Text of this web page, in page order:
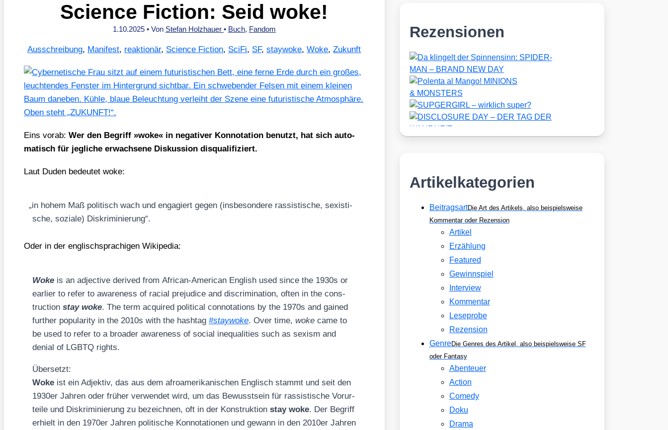
Science Fiction: Seid woke!
1.10.2025 • Von Stefan Holzhauer • Buch, Fandom
Ausschreibung, Manifest, reaktionär, Science Fiction, SciFi, SF,staywoke,Woke,Zukunft
Eins vor­ab: Wer den Begriff »woke« in nega­ti­ver Kon­no­ta­ti­on benutzt, hat sich auto­
ma­tisch für jeg­li­che erwach­se­ne Dis­kus­si­on dis­qua­li­fi­ziert.
Laut Duden bedeu­tet woke:
„in hohem Maß poli­tisch wach und enga­giert gegen (ins­be­son­de­re ras­sis­ti­sche, sexis­ti­
sche, sozia­le) Dis­kri­mi­nie­rung“.
Oder in der eng­lisch­spra­chi­gen Wiki­pe­dia:
Woke is an adjec­ti­ve deri­ved from Afri­can-Ame­ri­can Eng­lish used sin­ce the 1930s or
ear­lier to refer to awa­re­ness of racial pre­ju­di­ce and dis­cri­mi­na­ti­on, often in the con­s­
truc­tionstay woke. The term acqui­red poli­ti­cal con­no­ta­ti­ons by the 1970s and gai­ned
fur­ther popu­la­ri­ty in the 2010s with the hash­tag#stay­wo­ke. Over time,woke came to
be used to refer to a broa­der awa­re­ness of social ine­qua­li­ties such as sexism and
deni­al of LGBTQ rights.
Über­setzt:
Woke ist ein Adjek­tiv, das aus dem afro­ame­ri­ka­ni­schen Eng­lisch stammt und seit den
1930er Jah­ren oder frü­her ver­wen­det wird, um das Bewusst­sein für ras­sis­ti­sche Vor­ur­
tei­le und Dis­kri­mi­nie­rung zu bezeich­nen, oft in der Kon­struk­ti­onstay woke. Der Begriff
erhielt in den 1970er Jah­ren poli­ti­sche Kon­no­ta­tio­nen und gewann in den 2010er Jah­ren
Rezensionen
Artikelkategorien
BeitragsartDie Art des Artikels, also beispielsweise
Kommentar oder Rezension
Artikel
Erzählung
Featured
Gewinnspiel
Interview
Kommentar
Leseprobe
Rezension
GenreDie Genres des Artikel, also beispielsweise SF
oder Fantasy
Abenteuer
Action
Comedy
Doku
Drama